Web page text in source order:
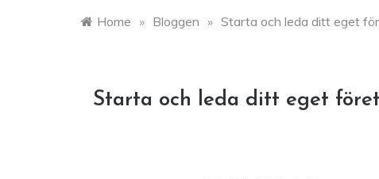
Home » Bloggen » Starta och leda ditt eget
Starta och leda ditt eget